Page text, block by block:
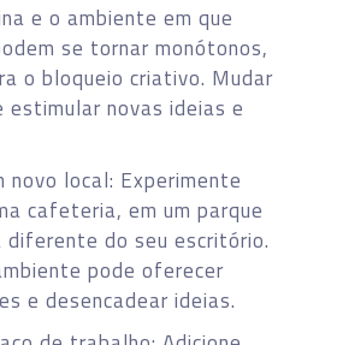
e o ambiente em que
se tornar monótonos,
o bloqueio criativo. Mudar
estimular novas ideias e
novo local: Experimente
cafeteria, em um parque
diferente do seu escritório.
pode oferecer
e desencadear ideias.